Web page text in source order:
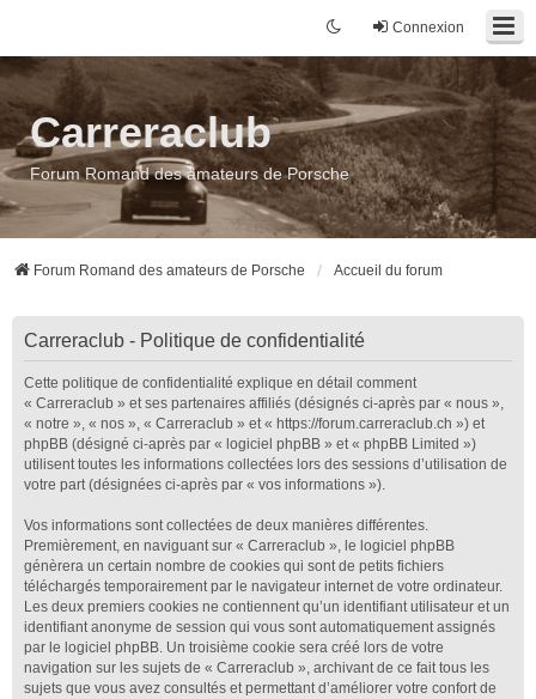
Connexion
Carreraclub
Forum Romand des amateurs de Porsche
Forum Romand des amateurs de Porsche Accueil du forum
Carreraclub - Politique de confidentialité
Cette politique de confidentialité explique en détail comment
« Carreraclub » et ses partenaires affiliés (désignés ci-après par « nous »,
« notre », « nos », « Carreraclub » et « https://forum.carreraclub.ch ») et
phpBB (désigné ci-après par « logiciel phpBB » et « phpBB Limited »)
utilisent toutes les informations collectées lors des sessions d’utilisation de
votre part (désignées ci-après par « vos informations »).
Vos informations sont collectées de deux manières différentes.
Premièrement, en naviguant sur « Carreraclub », le logiciel phpBB
génèrera un certain nombre de cookies qui sont de petits fichiers
téléchargés temporairement par le navigateur internet de votre ordinateur.
Les deux premiers cookies ne contiennent qu’un identifiant utilisateur et un
identifiant anonyme de session qui vous sont automatiquement assignés
par le logiciel phpBB. Un troisième cookie sera créé lors de votre
navigation sur les sujets de « Carreraclub », archivant de ce fait tous les
sujets que vous avez consultés et permettant d’améliorer votre confort de